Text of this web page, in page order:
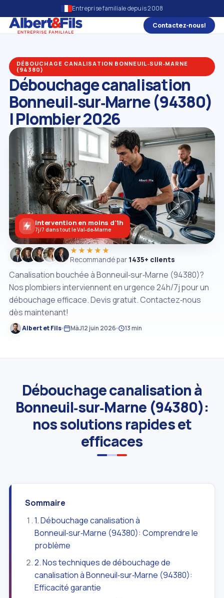
Entreprise familiale depuis 2008
Contactez‑nous!
DÉBOUCHAGE CANALISATION BONNEUIL‑SUR‑MARNE
(94380)
Débouchage canalisation
Bonneuil‑sur‑Marne (94380)
| Plombier 2026
Canalisation bouchée à Bonneuil‑sur‑Marne (94380)?
Nos plombiers interviennent en urgence 24h/7j pour un
débouchage efficace. Devis gratuit. Contactez‑nous
dès maintenant!
Albert et Fils MàJ12 juin 2026 13 min
★★★★★
Recommandé par 1435+ clients
Intervention en moins d'1h
7j/7 dans tout le Val‑de‑Marne
Débouchage canalisation à
Bonneuil‑sur‑Marne (94380):
nos solutions rapides et
efficaces
Sommaire
1. Débouchage canalisation à
Bonneuil‑sur‑Marne (94380): Comprendre le
problème
2. Nos techniques de débouchage de
canalisation à Bonneuil‑sur‑Marne (94380):
Efficacité garantie